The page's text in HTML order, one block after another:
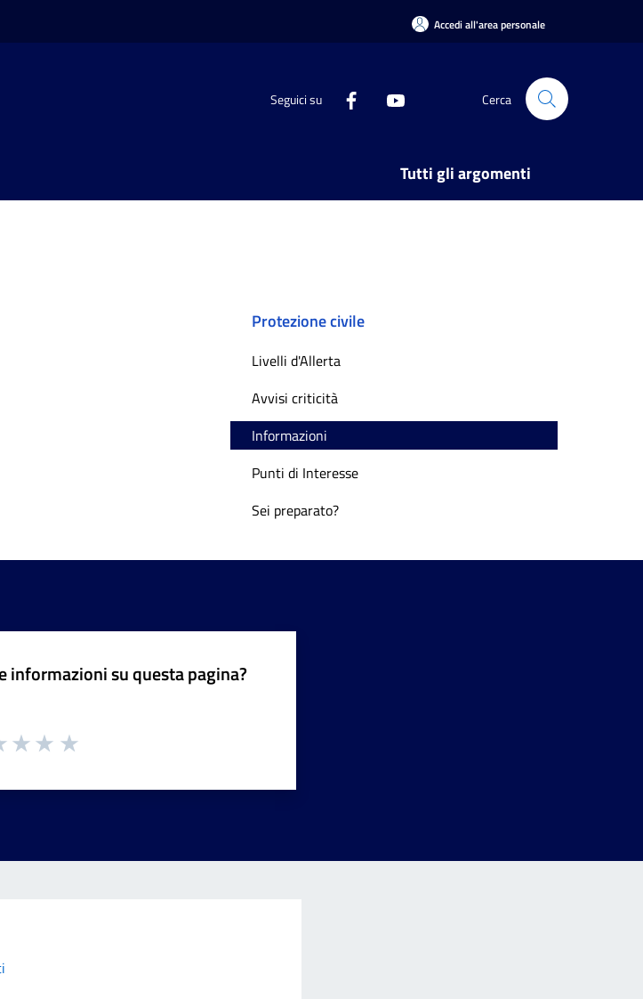
Accedi all'area personale
Seguici su Cerca
Tutti gli argomenti
Protezione civile
Livelli d'Allerta
Avvisi criticità
Informazioni
Punti di Interesse
Sei preparato?
informazioni su questa pagina?